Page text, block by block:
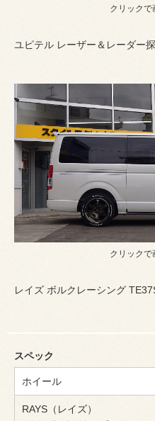
クリックで
ユピテル レーザー＆レーダー
クリックで
レイズ ボルクレーシング
スペック
ホイール
RAYS（レイズ）